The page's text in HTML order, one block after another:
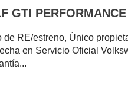
GTI
RE/estreno, Único
en Servicio Oficial